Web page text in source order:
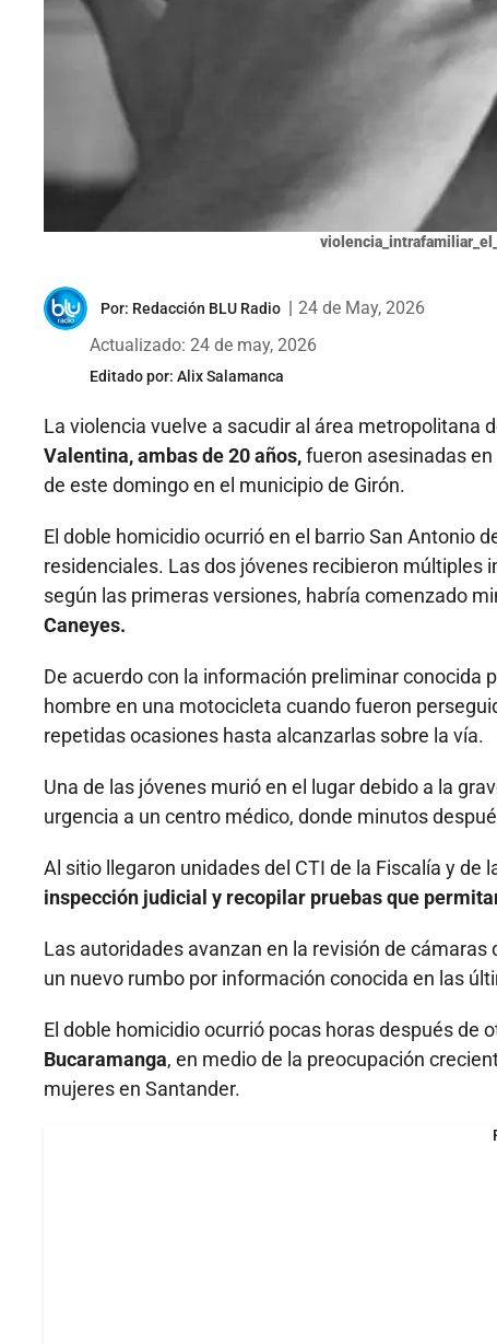
Por: Redacción BLU Radio
24 de May, 2026
Actualizado: 24 de may, 2026
Editado por: Alix Salamanca
La violencia vuelve a sacudir al área metropolitana
Valentina, ambas de 20 años,fueron asesinadas
de este domingo en el municipio de Girón.
El doble homicidio ocurrió en el barrio San Antonio
residenciales. Las dos jóvenes recibieron múltiples
según las primeras versiones, habría comenzado
Caneyes.
De acuerdo con la información preliminar conocida
hombre en una motocicleta cuando fueron
repetidas ocasiones hasta alcanzarlas sobre la vía.
Una de las jóvenes murió en el lugar debido a la
urgencia a un centro médico, donde minutos
Al sitio llegaron unidades del CTI de la Fiscalía y
inspección judicial y recopilar pruebas que
Las autoridades avanzan en la revisión de
un nuevo rumbo por información conocida en las
El doble homicidio ocurrió pocas horas después de
Bucaramanga, en medio de la preocupación
mujeres en Santander.